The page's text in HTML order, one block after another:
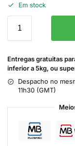
Em stock
Entregas gratuitas
inferior a 5kg, ou
Despacho no
11h30 (GMT)